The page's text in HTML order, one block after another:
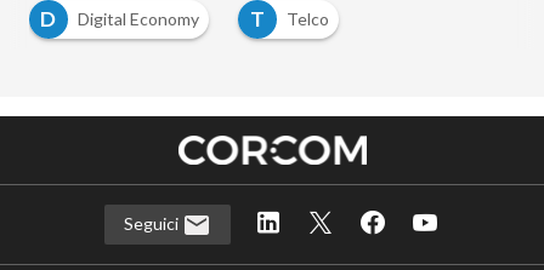
D
Digital Economy T Telco
Seguici